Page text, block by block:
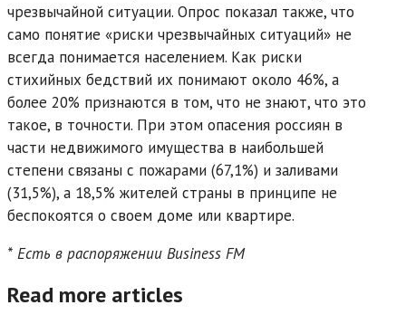
чрезвычайной ситуации. Опрос показал также, что
само понятие «риски чрезвычайных ситуаций» не
всегда понимается населением. Как риски
стихийных бедствий их понимают около 46%, а
более 20% признаются в том, что не знают, что это
такое, в точности. При этом опасения россиян в
части недвижимого имущества в наибольшей
степени связаны с пожарами (67,1%) и заливами
(31,5%), а 18,5% жителей страны в принципе не
беспокоятся о своем доме или квартире.
* Есть в распоряжении Business FM
Read more articles